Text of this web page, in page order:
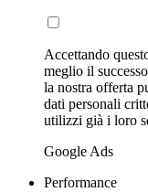
Accettando
meglio il
la nostra offerta
dati personali
utilizzi già i loro
Google Ads
Performance